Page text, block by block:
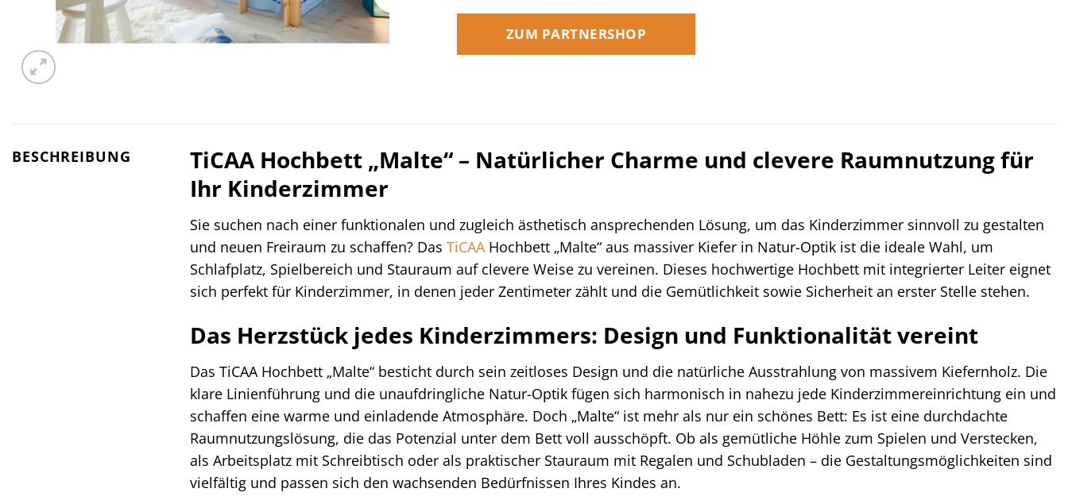
ZUM PARTNERSHOP
BESCHREIBUNG
TiCAA Hochbett „Malte“ – Natürlicher Charme und clevere Raumnutzung für
Ihr Kinderzimmer
Sie suchen nach einer funktionalen und zugleich ästhetisch ansprechenden Lösung, um das Kinderzimmer sinnvoll zu gestalten
und neuen Freiraum zu schaffen? Das TiCAAHochbett „Malte“ aus massiver Kiefer in Natur-Optik ist die ideale Wahl, um
Schlafplatz, Spielbereich und Stauraum auf clevere Weise zu vereinen. Dieses hochwertige Hochbett mit integrierter Leiter eignet
sich perfekt für Kinderzimmer, in denen jeder Zentimeter zählt und die Gemütlichkeit sowie Sicherheit an erster Stelle stehen.
Das Herzstück jedes Kinderzimmers: Design und Funktionalität vereint
Das TiCAA Hochbett „Malte“ besticht durch sein zeitloses Design und die natürliche Ausstrahlung von massivem Kiefernholz. Die
klare Linienführung und die unaufdringliche Natur-Optik fügen sich harmonisch in nahezu jede Kinderzimmereinrichtung ein und
schaffen eine warme und einladende Atmosphäre. Doch „Malte“ ist mehr als nur ein schönes Bett: Es ist eine durchdachte
Raumnutzungslösung, die das Potenzial unter dem Bett voll ausschöpft. Ob als gemütliche Höhle zum Spielen und Verstecken,
als Arbeitsplatz mit Schreibtisch oder als praktischer Stauraum mit Regalen und Schubladen – die Gestaltungsmöglichkeiten sind
vielfältig und passen sich den wachsenden Bedürfnissen Ihres Kindes an.